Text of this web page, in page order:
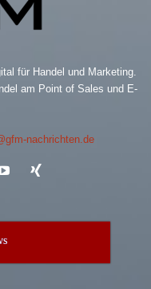
für Handel und Marketing.
am Point of Sales und E-
nachrichten.de